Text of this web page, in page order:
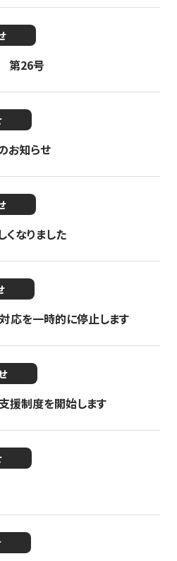
第26号
お知らせ
なりました
応を一時的に停止します
援制度を開始します